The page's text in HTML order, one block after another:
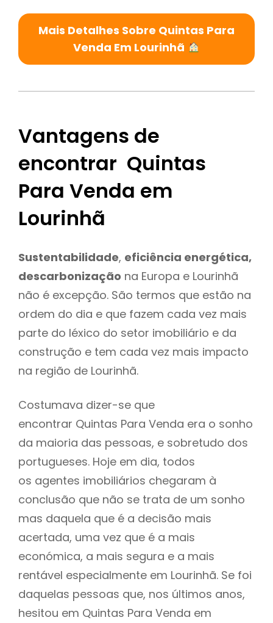
Mais Detalhes Sobre Quintas Para
Venda Em Lourinhã
Vantagens de
encontrar Quintas
Para Venda em
Lourinhã
Sustentabilidade, eficiência energética,
descarbonização na Europa e Lourinhã
não é excepção. São termos que estão na
ordem do dia e que fazem cada vez mais
parte do léxico do setor imobiliário e da
construção e tem cada vez mais impacto
na região de Lourinhã.
Costumava dizer-se que
encontrar Quintas Para Venda era o sonho
da maioria das pessoas, e sobretudo dos
portugueses. Hoje em dia, todos
os agentes imobiliários chegaram à
conclusão que não se trata de um sonho
mas daquela que é a decisão mais
acertada, uma vez que é a mais
económica, a mais segura e a mais
rentável especialmente em Lourinhã. Se foi
daquelas pessoas que, nos últimos anos,
hesitou em Quintas Para Venda em